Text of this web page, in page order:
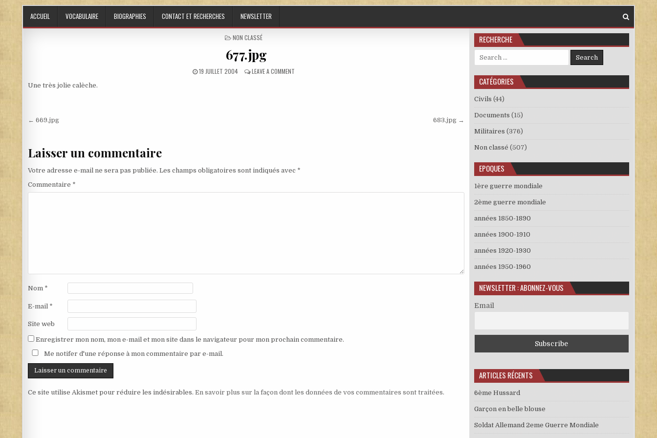
ACCUEIL VOCABULAIRE BIOGRAPHIES CONTACT ET RECHERCHES NEWSLETTER
POSTED IN
NON CLASSÉ
677.jpg
PUBLISHED DATE:
19 JUILLET 2004 LEAVE A COMMENTON 677.JPG
Une très jolie calèche.
Navigation de l’article
← 669.jpg 683.jpg →
Laisser un commentaire
Votre adresse e-mail ne sera pas publiée. Les champs obligatoires sont indiqués avec *
Commentaire *
Nom *
E-mail *
Site web
Enregistrer mon nom, mon e-mail et mon site dans le navigateur pour mon prochain commentaire.
Me notifer d'une réponse à mon commentaire par e-mail.
Ce site utilise Akismet pour réduire les indésirables. En savoir plus sur la façon dont les données de vos commentaires sont traitées.
RECHERCHE
Search for:
CATÉGORIES
Civils (44)
Documents (15)
Militaires (376)
Non classé (507)
EPOQUES
1ère guerre mondiale
2ème guerre mondiale
années 1850-1890
années 1900-1910
années 1920-1930
années 1950-1960
NEWSLETTER : ABONNEZ-VOUS
Email
ARTICLES RÉCENTS
6ème Hussard
Garçon en belle blouse
Soldat Allemand 2eme Guerre Mondiale